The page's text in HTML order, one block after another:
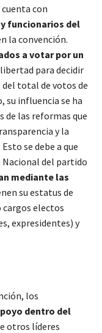
con
funcionarios del
la convención.
a votar por un
para decidir
del total de votos de
su influencia se ha
de las reformas que
y la
se debe a que
Nacional del partido
mediante las
su estatus de
electos
expresidentes) y
los
dentro del
otros líderes